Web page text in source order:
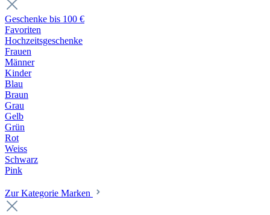
Geschenke bis 100 €
Favoriten
Hochzeitsgeschenke
Frauen
Männer
Kinder
Blau
Braun
Grau
Gelb
Grün
Rot
Weiss
Schwarz
Pink
Zur Kategorie Marken